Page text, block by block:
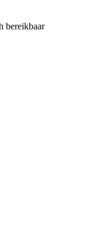
bereikbaar